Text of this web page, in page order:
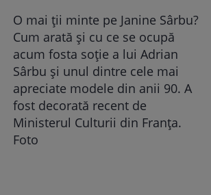
O mai ții minte pe Janine Sârbu?
Cum arată și cu ce se ocupă
acum fosta soție a lui Adrian
Sârbu și unul dintre cele mai
apreciate modele din anii 90. A
fost decorată recent de
Ministerul Culturii din Franța.
Foto